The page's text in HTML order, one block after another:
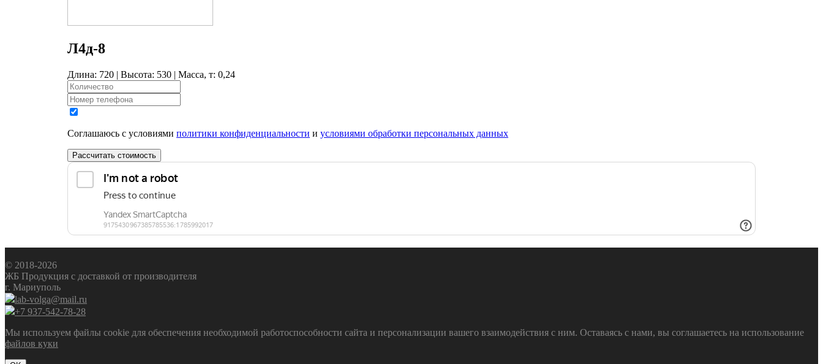
Л4д-8
Длина: 720 | Высота: 530 | Масса, т: 0,24
Соглашаюсь с условиями политики конфиденциальности и условиями обработки персональных данных
Рассчитать стоимость
© 2018-2026
ЖБ Продукция с доставкой от производителя
г. Мариуполь
lab-volga@mail.ru
+7 937-542-78-28
Мы используем файлы cookie для обеспечения необходимой работоспособности сайта и персонализации вашего взаимодействия с ним. Оставаясь с нами, вы соглашаетесь на использование
файлов куки